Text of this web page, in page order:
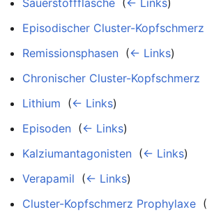
Sauerstoffflasche (← Links)
Episodischer Cluster-Kopfschmerz
Remissionsphasen (← Links)
Chronischer Cluster-Kopfschmerz
Lithium (← Links)
Episoden (← Links)
Kalziumantagonisten (← Links)
Verapamil (← Links)
Cluster-Kopfschmerz Prophylaxe (